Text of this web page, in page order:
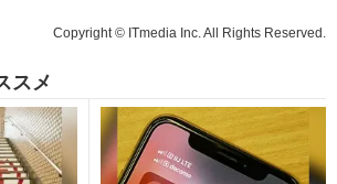
Copyright © ITmedia Inc. All Rights Reserved.
スメ